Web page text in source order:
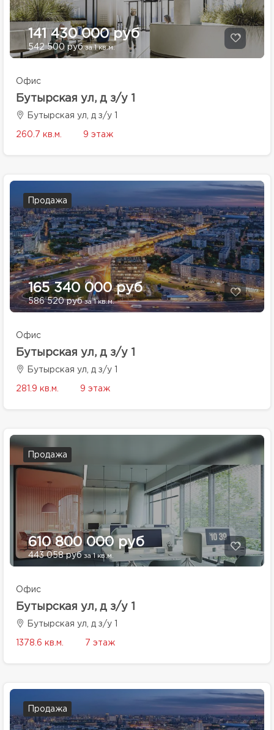
141 430 000 руб
542 500 рубза 1 кв.м.
Офис
Бутырская ул, д з/у 1
Бутырская ул, д з/у 1
260.7 кв.м. 9 этаж
Продажа
165 340 000 руб
586 520 рубза 1 кв.м.
Офис
Бутырская ул, д з/у 1
Бутырская ул, д з/у 1
281.9 кв.м. 9 этаж
Продажа
610 800 000 руб
443 058 рубза 1 кв.м.
Офис
Бутырская ул, д з/у 1
Бутырская ул, д з/у 1
1378.6 кв.м. 7 этаж
Продажа